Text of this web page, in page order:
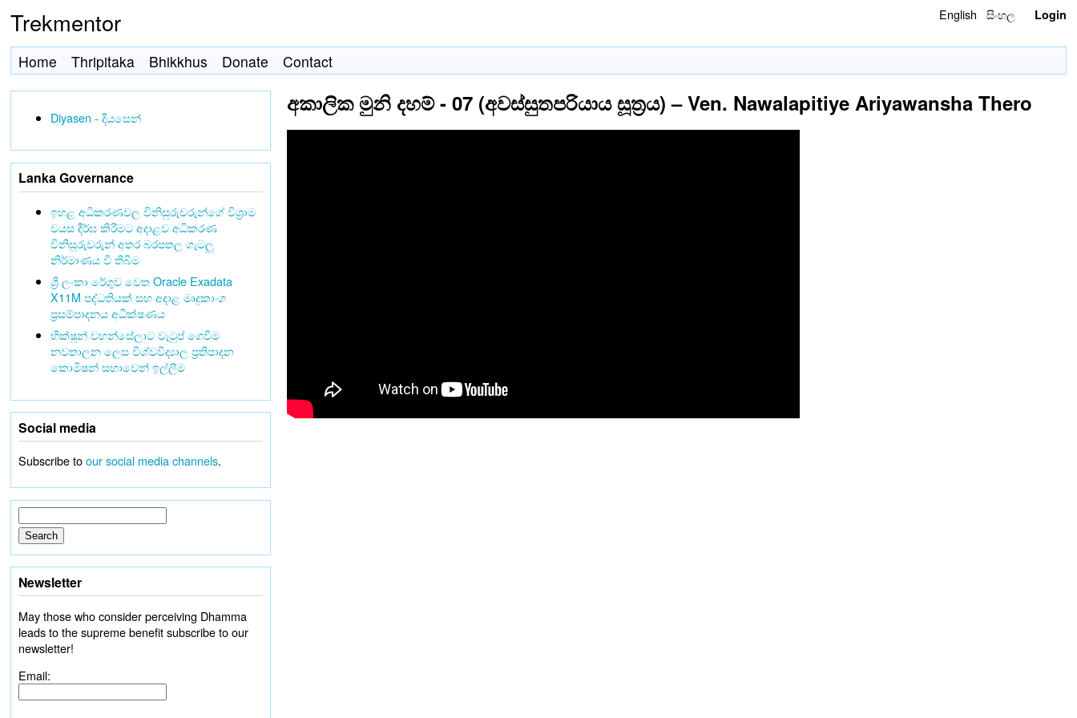
Trekmentor English සිංහල Login
Home Thripitaka Bhikkhus Donate Contact
අකාලික මුනි දහම් - 07 (අවස්සුතපරියාය සූත්‍රය) – Ven. Nawalapitiye Ariyawansha Thero
Diyasen - දියසෙන්
Lanka Governance
ඉහළ අධිකරණවල විනිසුරුවරුන්ගේ විශ්‍රාම
වයස දීර්ඝ කිරීමට අදාළව අධිකරණ
විනිසුරුවරුන් අතර බරපතල ගැටලු
නිර්මාණය වී තිබීම
ශ්‍රී ලංකා රේගුව වෙත Oracle Exadata
X11M පද්ධතියක් සහ අදාළ මෘදුකාංග
ප්‍රසම්පාදනය අධීක්ෂණය
භික්ෂූන් වහන්සේලාට වැටුප් ගෙවීම
නවතාලන ලෙස විශ්වවිද්‍යාල ප්‍රතිපාදන
කොමිෂන් සභාවෙන් ඉල්ලීම
Social media
Subscribe toour social media channels.
Newsletter
May those who consider perceiving Dhamma
leads to the supreme benefit subscribe to our
newsletter!
Email: